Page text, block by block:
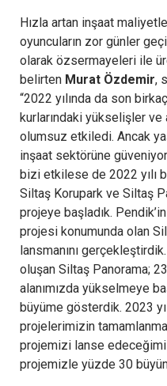
Hızla artan inşaat
oyuncuların zor günler
olarak özsermayeleri ile
belirten Murat Özdemir,
“2022 yılında da son
kurlarındaki yükselişler
olumsuz etkiledi. Ancak
inşaat sektörüne
bizi etkilese de 2022 yılı
Siltaş Korupark ve Siltaş
projeye başladık.
projesi konumunda olan
lansmanını
oluşan Siltaş Panorama;
alanımızda yükselmeye
büyüme gösterdik. 2023
projelerimizin
projemizi lanse
projemizle yüzde 30